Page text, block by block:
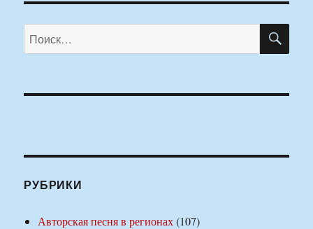
Искать:
РУБРИКИ
Авторская песня в регионах(107)